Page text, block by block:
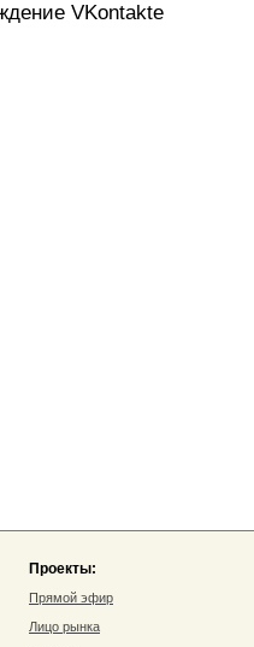
VKontakte
Проекты:
Прямой эфир
Лицо рынка